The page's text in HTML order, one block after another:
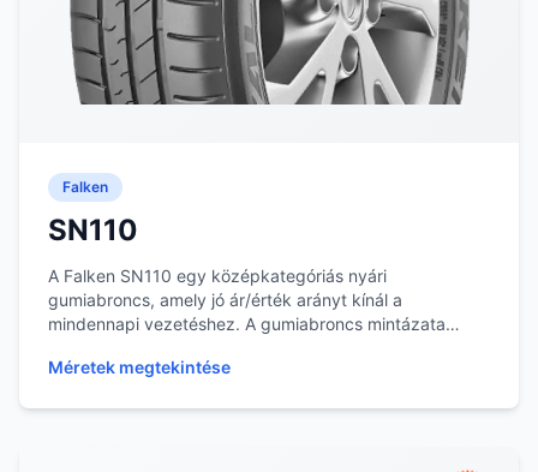
Falken
SN110
A Falken SN110 egy középkategóriás nyári
gumiabroncs, amely jó ár/érték arányt kínál a
mindennapi vezetéshez. A gumiabroncs mintázata
Méretek megtekintése